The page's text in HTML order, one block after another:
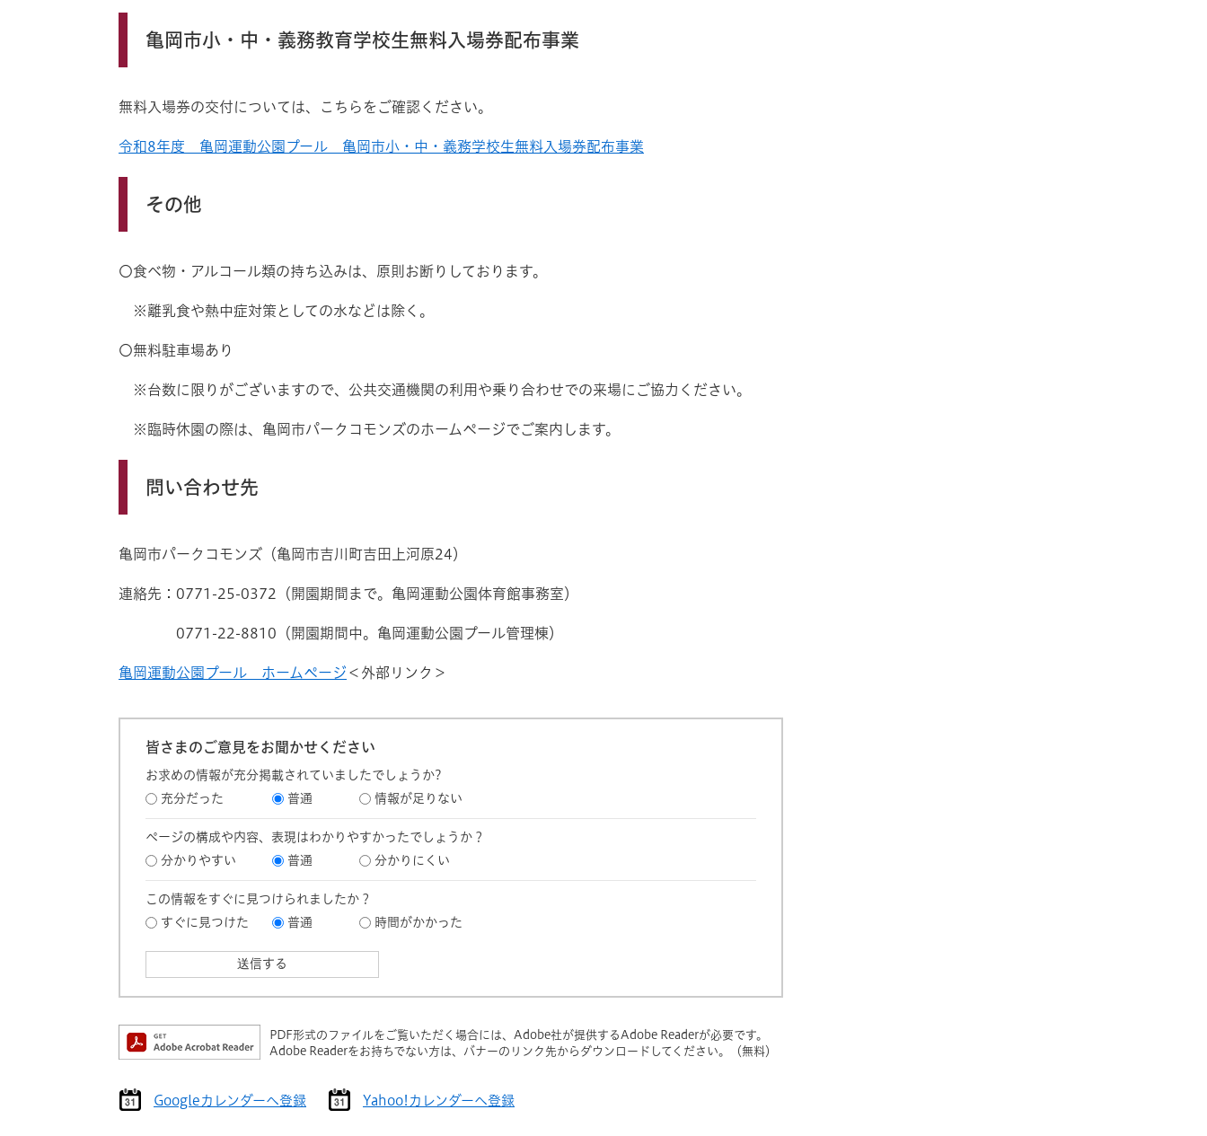
亀岡市小・中・義務教育学校生無料入場券配布事業
無料入場券の交付については、こちらをご確認ください。
令和8年度 亀岡運動公園プール 亀岡市小・中・義務学校生無料入場券配布事業
その他
〇食べ物・アルコール類の持ち込みは、原則お断りしております。
※離乳食や熱中症対策としての水などは除く。
〇無料駐車場あり
※台数に限りがございますので、公共交通機関の利用や乗り合わせでの来場にご協力ください。
※臨時休園の際は、亀岡市パークコモンズのホームページでご案内します。
問い合わせ先
亀岡市パークコモンズ（亀岡市吉川町吉田上河原24）
連絡先：0771-25-0372（開園期間まで。亀岡運動公園体育館事務室）
0771-22-8810（開園期間中。亀岡運動公園プール管理棟）
亀岡運動公園プール ホームページ ＜外部リンク＞
皆さまのご意見をお聞かせください
お求めの情報が充分掲載されていましたでしょうか?
充分だった
普通 情報が足りない
ページの構成や内容、表現はわかりやすかったでしょうか？
分かりやすい
普通 分かりにくい
この情報をすぐに見つけられましたか？
すぐに見つけた
普通 時間がかかった
PDF形式のファイルをご覧いただく場合には、Adobe社が提供するAdobe Readerが必要です。
Adobe Readerをお持ちでない方は、バナーのリンク先からダウンロードしてください。（無料）
Googleカレンダーへ登録 Yahoo!カレンダーへ登録